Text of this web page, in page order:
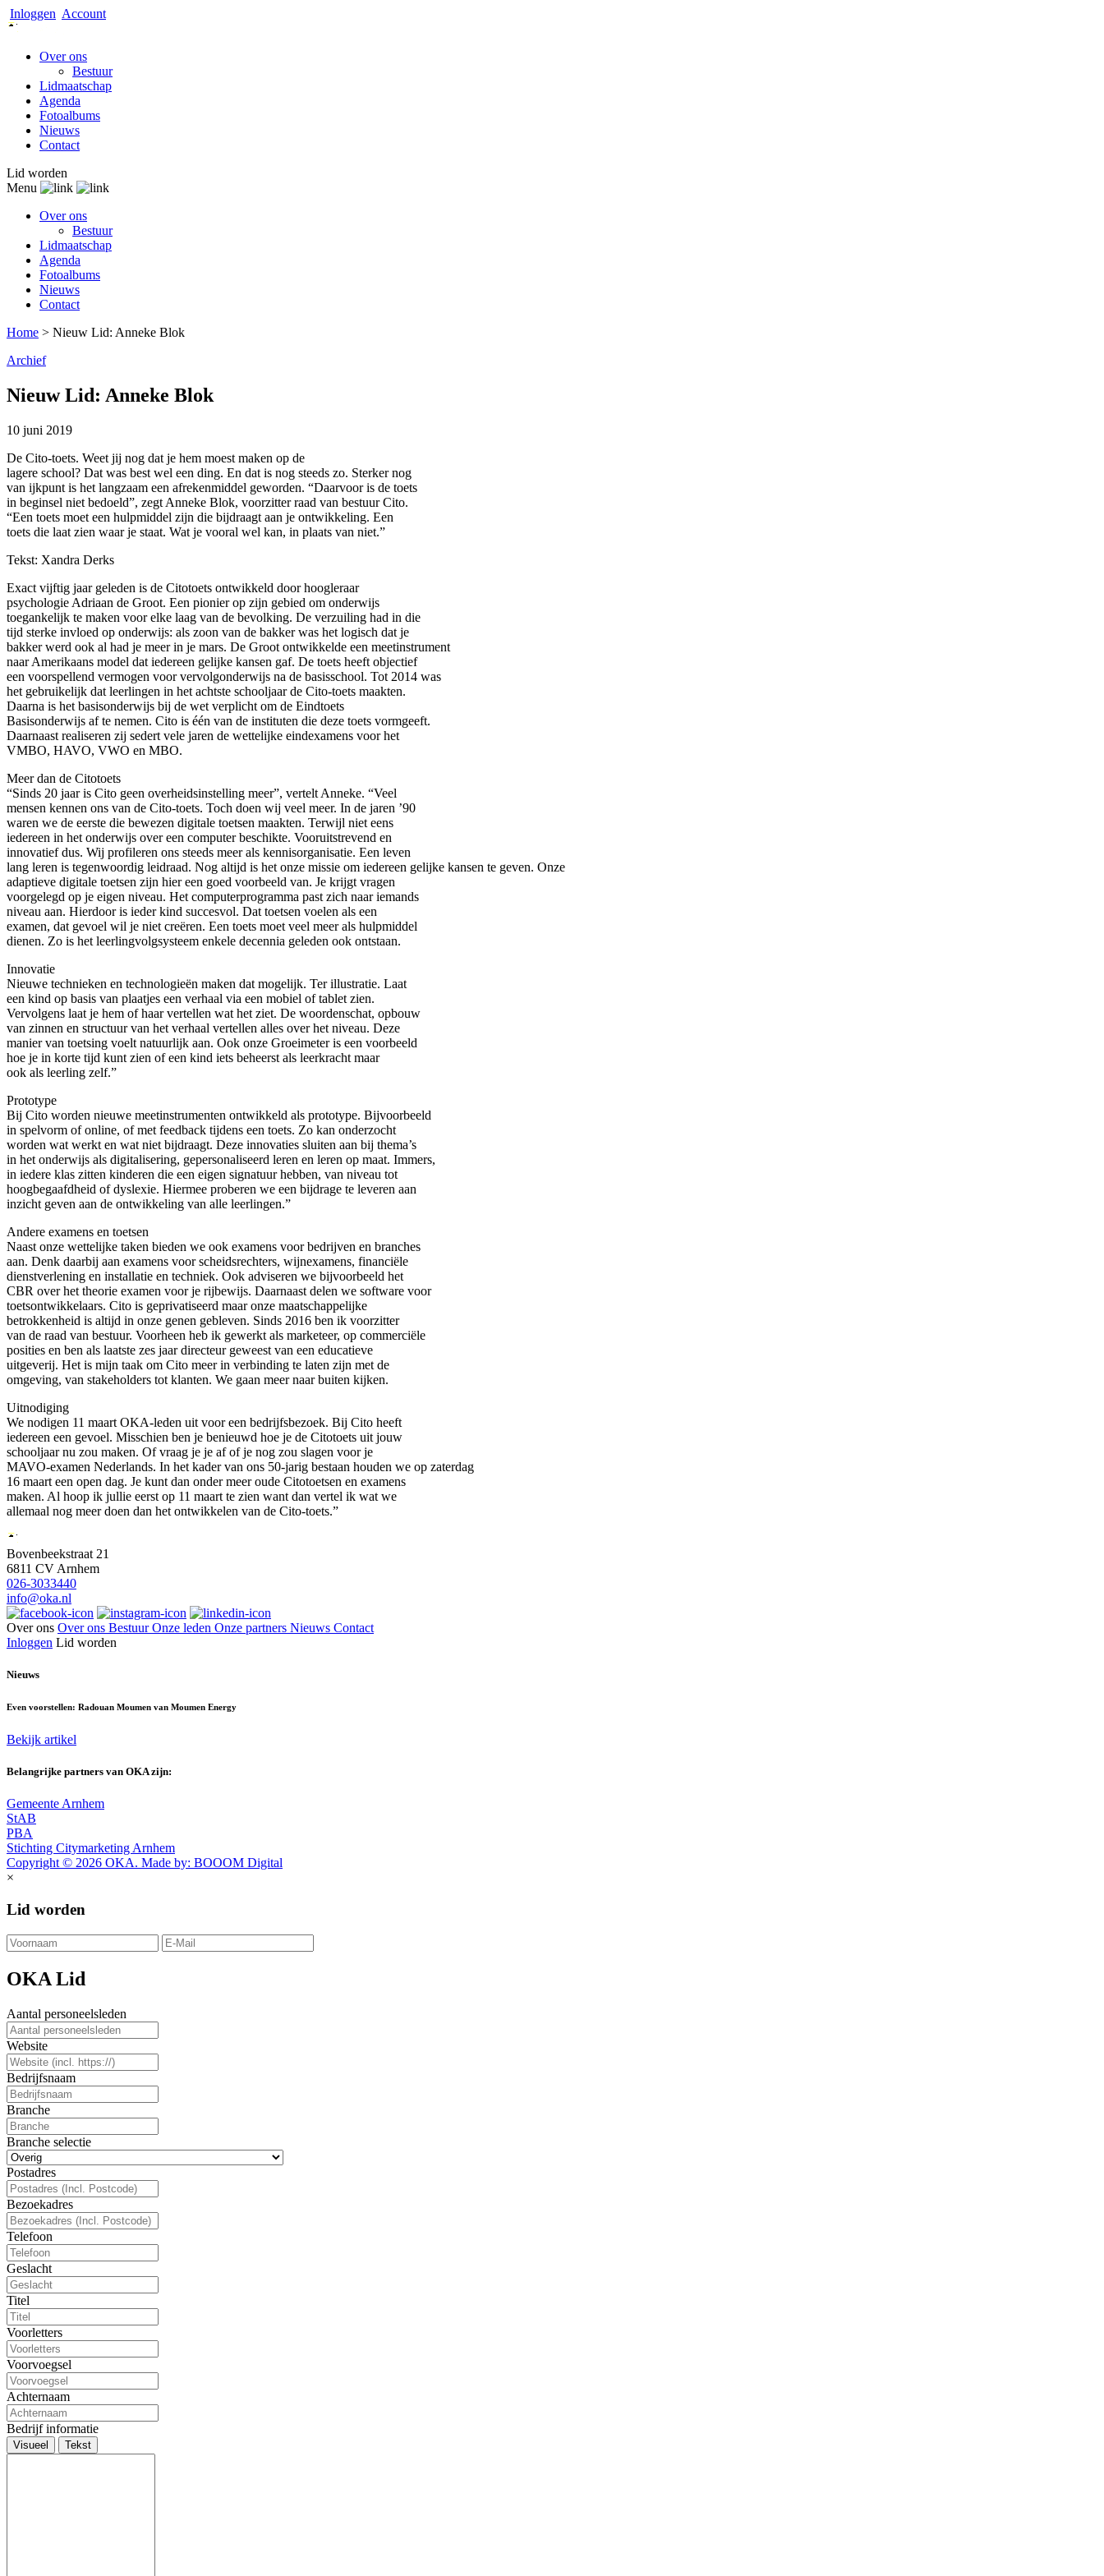
Inloggen Account
Over ons
Bestuur
Lidmaatschap
Agenda
Fotoalbums
Nieuws
Contact
Lid worden
Menu
Over ons
Bestuur
Lidmaatschap
Agenda
Fotoalbums
Nieuws
Contact
Home > Nieuw Lid: Anneke Blok
Archief
Nieuw Lid: Anneke Blok
10 juni 2019
De Cito-toets. Weet jij nog dat je hem moest maken op de
lagere school? Dat was best wel een ding. En dat is nog steeds zo. Sterker nog
van ijkpunt is het langzaam een afrekenmiddel geworden. “Daarvoor is de toets
in beginsel niet bedoeld”, zegt Anneke Blok, voorzitter raad van bestuur Cito.
“Een toets moet een hulpmiddel zijn die bijdraagt aan je ontwikkeling. Een
toets die laat zien waar je staat. Wat je vooral wel kan, in plaats van niet.”
Tekst: Xandra Derks
Exact vijftig jaar geleden is de Citotoets ontwikkeld door hoogleraar
psychologie Adriaan de Groot. Een pionier op zijn gebied om onderwijs
toegankelijk te maken voor elke laag van de bevolking. De verzuiling had in die
tijd sterke invloed op onderwijs: als zoon van de bakker was het logisch dat je
bakker werd ook al had je meer in je mars. De Groot ontwikkelde een meetinstrument
naar Amerikaans model dat iedereen gelijke kansen gaf. De toets heeft objectief
een voorspellend vermogen voor vervolgonderwijs na de basisschool. Tot 2014 was
het gebruikelijk dat leerlingen in het achtste schooljaar de Cito-toets maakten.
Daarna is het basisonderwijs bij de wet verplicht om de Eindtoets
Basisonderwijs af te nemen. Cito is één van de instituten die deze toets vormgeeft.
Daarnaast realiseren zij sedert vele jaren de wettelijke eindexamens voor het
VMBO, HAVO, VWO en MBO.
Meer dan de Citotoets
“Sinds 20 jaar is Cito geen overheidsinstelling meer”, vertelt Anneke. “Veel
mensen kennen ons van de Cito-toets. Toch doen wij veel meer. In de jaren ’90
waren we de eerste die bewezen digitale toetsen maakten. Terwijl niet eens
iedereen in het onderwijs over een computer beschikte. Vooruitstrevend en
innovatief dus. Wij profileren ons steeds meer als kennisorganisatie. Een leven
lang leren is tegenwoordig leidraad. Nog altijd is het onze missie om iedereen gelijke kansen te geven. Onze
adaptieve digitale toetsen zijn hier een goed voorbeeld van. Je krijgt vragen
voorgelegd op je eigen niveau. Het computerprogramma past zich naar iemands
niveau aan. Hierdoor is ieder kind succesvol. Dat toetsen voelen als een
examen, dat gevoel wil je niet creëren. Een toets moet veel meer als hulpmiddel
dienen. Zo is het leerlingvolgsysteem enkele decennia geleden ook ontstaan.
Innovatie
Nieuwe technieken en technologieën maken dat mogelijk. Ter illustratie. Laat
een kind op basis van plaatjes een verhaal via een mobiel of tablet zien.
Vervolgens laat je hem of haar vertellen wat het ziet. De woordenschat, opbouw
van zinnen en structuur van het verhaal vertellen alles over het niveau. Deze
manier van toetsing voelt natuurlijk aan. Ook onze Groeimeter is een voorbeeld
hoe je in korte tijd kunt zien of een kind iets beheerst als leerkracht maar
ook als leerling zelf.”
Prototype
Bij Cito worden nieuwe meetinstrumenten ontwikkeld als prototype. Bijvoorbeeld
in spelvorm of online, of met feedback tijdens een toets. Zo kan onderzocht
worden wat werkt en wat niet bijdraagt. Deze innovaties sluiten aan bij thema’s
in het onderwijs als digitalisering, gepersonaliseerd leren en leren op maat. Immers,
in iedere klas zitten kinderen die een eigen signatuur hebben, van niveau tot
hoogbegaafdheid of dyslexie. Hiermee proberen we een bijdrage te leveren aan
inzicht geven aan de ontwikkeling van alle leerlingen.”
Andere examens en toetsen
Naast onze wettelijke taken bieden we ook examens voor bedrijven en branches
aan. Denk daarbij aan examens voor scheidsrechters, wijnexamens, financiële
dienstverlening en installatie en techniek. Ook adviseren we bijvoorbeeld het
CBR over het theorie examen voor je rijbewijs. Daarnaast delen we software voor
toetsontwikkelaars. Cito is geprivatiseerd maar onze maatschappelijke
betrokkenheid is altijd in onze genen gebleven. Sinds 2016 ben ik voorzitter
van de raad van bestuur. Voorheen heb ik gewerkt als marketeer, op commerciële
posities en ben als laatste zes jaar directeur geweest van een educatieve
uitgeverij. Het is mijn taak om Cito meer in verbinding te laten zijn met de
omgeving, van stakeholders tot klanten. We gaan meer naar buiten kijken.
Uitnodiging
We nodigen 11 maart OKA-leden uit voor een bedrijfsbezoek. Bij Cito heeft
iedereen een gevoel. Misschien ben je benieuwd hoe je de Citotoets uit jouw
schooljaar nu zou maken. Of vraag je je af of je nog zou slagen voor je
MAVO-examen Nederlands. In het kader van ons 50-jarig bestaan houden we op zaterdag
16 maart een open dag. Je kunt dan onder meer oude Citotoetsen en examens
maken. Al hoop ik jullie eerst op 11 maart te zien want dan vertel ik wat we
allemaal nog meer doen dan het ontwikkelen van de Cito-toets.”
Bovenbeekstraat 21
6811 CV Arnhem
026-3033440
info@oka.nl
Over ons Over ons BestuurOnze leden Onze partners Nieuws Contact
Inloggen Lid worden
Nieuws
Even voorstellen: Radouan Moumen van Moumen Energy
Bekijk artikel
Belangrijke partners van OKA zijn:
Gemeente Arnhem
StAB
PBA
Stichting Citymarketing Arnhem
Copyright © 2026 OKA. Made by: BOOOM Digital
×
Lid worden
OKA Lid
Aantal personeelsleden
Website
Bedrijfsnaam
Branche
Branche selectie
Postadres
Bezoekadres
Telefoon
Geslacht
Titel
Voorletters
Voorvoegsel
Achternaam
Bedrijf informatie
Visueel Tekst